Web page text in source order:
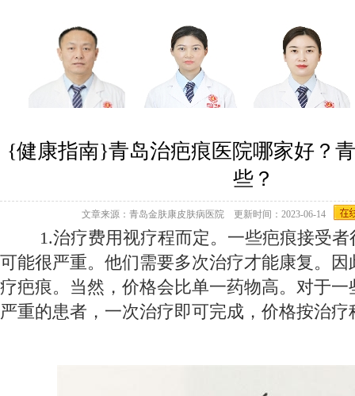
{健康指南}青岛治疤痕医院哪家好？
些？
文章来源：青岛金肤康皮肤病医院 更新时间：2023-06-14
1.治疗费用视疗程而定。一些疤痕接受者
可能很严重。他们需要多次治疗才能康复。
疗疤痕。当然，价格会比单一药物高。对于
严重的患者，一次治疗即可完成，价格按治